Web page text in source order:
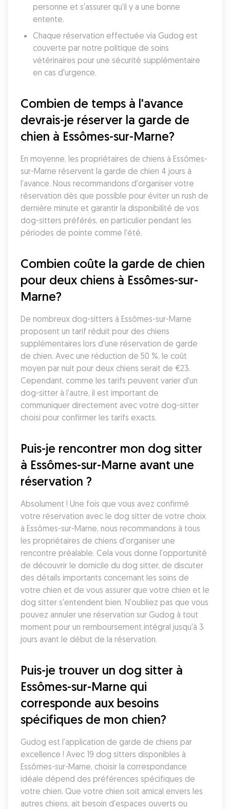
personne et s'assurer qu'il y a une bonne
entente.
Chaque réservation effectuée via Gudog est
couverte par notre politique de soins
vétérinaires pour une sécurité supplémentaire
en cas d'urgence.
Combien de temps à l'avance
devrais-je réserver la garde de
chien à Essômes-sur-Marne?
En moyenne, les propriétaires de chiens à Essômes-
sur-Marne réservent la garde de chien 4 jours à
l'avance. Nous recommandons d'organiser votre
réservation dès que possible pour éviter un rush de
dernière minute et garantir la disponibilité de vos
dog-sitters préférés, en particulier pendant les
périodes de pointe comme l'été.
Combien coûte la garde de chien
pour deux chiens à Essômes-sur-
Marne?
De nombreux dog-sitters à Essômes-sur-Marne
proposent un tarif réduit pour des chiens
supplémentaires lors d'une réservation de garde
de chien. Avec une réduction de 50 %, le coût
moyen par nuit pour deux chiens serait de €23.
Cependant, comme les tarifs peuvent varier d'un
dog-sitter à l'autre, il est important de
communiquer directement avec votre dog-sitter
choisi pour confirmer les tarifs exacts.
Puis-je rencontrer mon dog sitter
à Essômes-sur-Marne avant une
réservation ?
Absolument ! Une fois que vous avez confirmé
votre réservation avec le dog sitter de votre choix
à Essômes-sur-Marne, nous recommandons à tous
les propriétaires de chiens d'organiser une
rencontre préalable. Cela vous donne l'opportunité
de découvrir le domicile du dog sitter, de discuter
des détails importants concernant les soins de
votre chien et de vous assurer que votre chien et le
dog sitter s'entendent bien. N'oubliez pas que vous
pouvez annuler une réservation sur Gudog à tout
moment pour un remboursement intégral jusqu'à 3
jours avant le début de la réservation.
Puis-je trouver un dog sitter à
Essômes-sur-Marne qui
corresponde aux besoins
spécifiques de mon chien?
Gudog est l'application de garde de chiens par
excellence ! Avec 19 dog sitters disponibles à
Essômes-sur-Marne, choisir la correspondance
idéale dépend des préférences spécifiques de
votre chien. Que votre chien soit amical envers les
autres chiens, ait besoin d'espaces ouverts ou